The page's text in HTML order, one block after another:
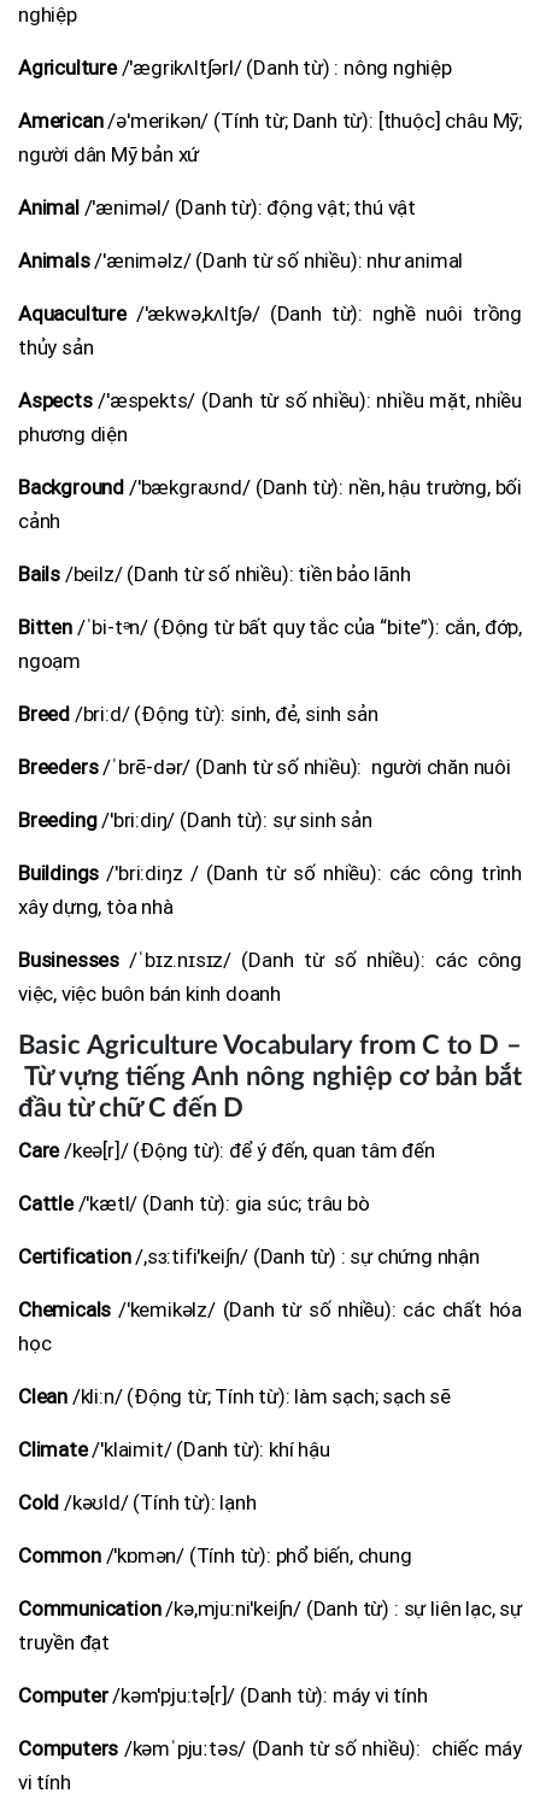
nghiệp
Agriculture/'ægrikʌlt∫ərl/ (Danh từ) : nông nghiệp
American/ə'merikən/ (Tính từ; Danh từ): [thuộc] châu Mỹ;
người dân Mỹ bản xứ
Animal/'æniməl/ (Danh từ): động vật; thú vật
Animals/'æniməlz/ (Danh từ số nhiều): như animal
Aquaculture/'ækwә,kʌltʃә/ (Danh từ): nghề nuôi trồng
thủy sản
Aspects/'æspekts/ (Danh từ số nhiều): nhiều mặt, nhiều
phương diện
Background /'bækgraʊnd/ (Danh từ): nền, hậu trường, bối
cảnh
Bails /beilz/ (Danh từ số nhiều): tiền bảo lãnh
Bitten/ˈbi-​tᵊn/ (Động từ bất quy tắc của “bite”): cắn, đớp,
ngoạm
Breed /bri:d/ (Động từ): sinh, đẻ, sinh sản
Breeders/ˈbrē-dər/ (Danh từ số nhiều): người chăn nuôi
Breeding/'bri:diŋ/ (Danh từ): sự sinh sản
Buildings /'bri:diŋz / (Danh từ số nhiều): các công trình
xây dựng, tòa nhà
Businesses /ˈbɪz.nɪsɪz/ (Danh từ số nhiều): các công
việc, việc buôn bán kinh doanh
Basic Agriculture Vocabulary from C to D –
Từ vựng tiếng Anh nông nghiệp cơ bản bắt
đầu từ chữ C đến D
Care/keə[r]/ (Động từ): để ý đến, quan tâm đến
Cattle/'kætl/ (Danh từ): gia súc; trâu bò
Certification/,sɜ:tifi'kei∫n/ (Danh từ) : sự chứng nhận
Chemicals /'kemikəlz/ (Danh từ số nhiều): các chất hóa
học
Clean /kli:n/ (Động từ; Tính từ): làm sạch; sạch sẽ
Climate/'klaimit/ (Danh từ): khí hậu
Cold /kəʊld/ (Tính từ): lạnh
Common/'kɒmən/ (Tính từ): phổ biến, chung
Communication/kə,mju:ni'kei∫n/ (Danh từ) : sự liên lạc, sự
truyền đạt
Computer/kəm'pju:tə[r]/ (Danh từ): máy vi tính
Computers /kəmˈpjuːtəs/ (Danh từ số nhiều): chiếc máy
vi tính